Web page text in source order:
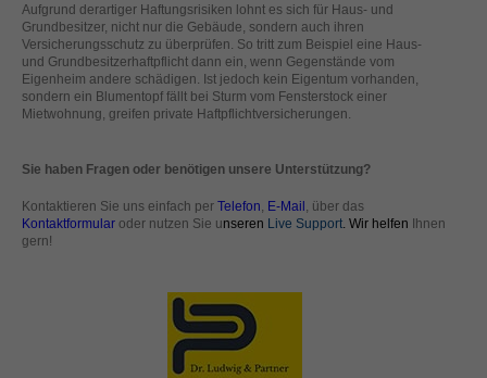
Aufgrund derartiger Haftungsrisiken lohnt es sich für Haus- und
Grundbesitzer, nicht nur die Gebäude, sondern auch ihren
Versicherungsschutz zu überprüfen. So tritt zum Beispiel eine Haus-
und Grundbesitzerhaftpflicht dann ein, wenn Gegenstände vom
Eigenheim andere schädigen. Ist jedoch kein Eigentum vorhanden,
sondern ein Blumentopf fällt bei Sturm vom Fensterstock einer
Mietwohnung, greifen private Haftpflichtversicherungen.
Sie haben Fragen oder benötigen unsere Unterstützung?
Kontaktieren Sie uns einfach per Telefon E-Mail , über das
Kontaktformular oder nutzen Sie unseren Live Support . Wir helfen Ihnen
gern!
standardmäßig blockiert. Wenn Cookies von externen Medien akzeptiert
werden, bedarf der Zugriff auf diese Inhalte keiner manuellen Einwilligung
mehr.
Cookie-Informationen anzeigen
powered by Borlabs Cookie
Datenschutzerklärung